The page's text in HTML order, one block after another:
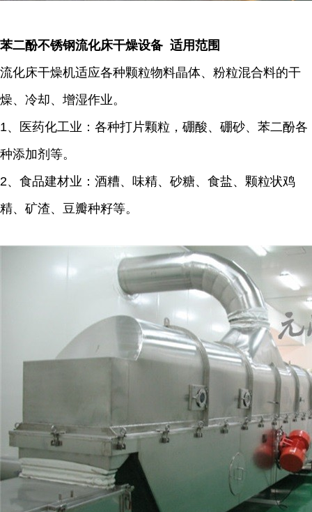
苯二酚不锈钢流化床干燥设备 适用范围
流化床干燥机适应各种颗粒物料晶体、粉粒混合料的干
燥、冷却、增湿作业。
1、医药化工业：各种打片颗粒，硼酸、硼砂、苯二酚各
种添加剂等。
2、食品建材业：酒糟、味精、砂糖、食盐、颗粒状鸡
精、矿渣、豆瓣种籽等。